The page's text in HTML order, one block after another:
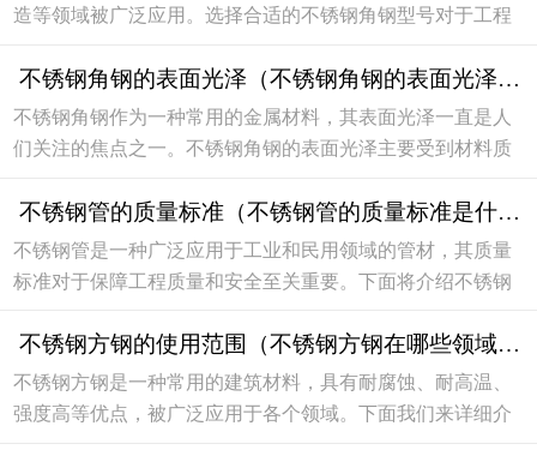
造等领域被广泛应用。选择合适的不锈钢角钢型号对于工程
择型号，希望能帮助您在购买时做出明智的决策。...
不锈钢角钢的表面光泽（不锈钢角钢的表面光泽如何）
不锈钢角钢作为一种常用的金属材料，其表面光泽一直是人
们关注的焦点之一。不锈钢角钢的表面光泽主要受到材料质
角钢是由不锈钢材料制成的，其本身具有优良的抗...
不锈钢管的质量标准（不锈钢管的质量标准是什么）
不锈钢管是一种广泛应用于工业和民用领域的管材，其质量
标准对于保障工程质量和安全至关重要。下面将介绍不锈钢
确和准确。化学成分不锈钢管的化学成分是其质量...
不锈钢方钢的使用范围（不锈钢方钢在哪些领域应用广泛）
不锈钢方钢是一种常用的建筑材料，具有耐腐蚀、耐高温、
强度高等优点，被广泛应用于各个领域。下面我们来详细介